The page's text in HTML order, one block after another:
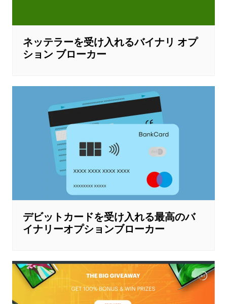
ネッテラーを受け入れるバイナリ オプ
ション ブローカー
デビットカードを受け入れる最高のバ
イナリーオプションブローカー